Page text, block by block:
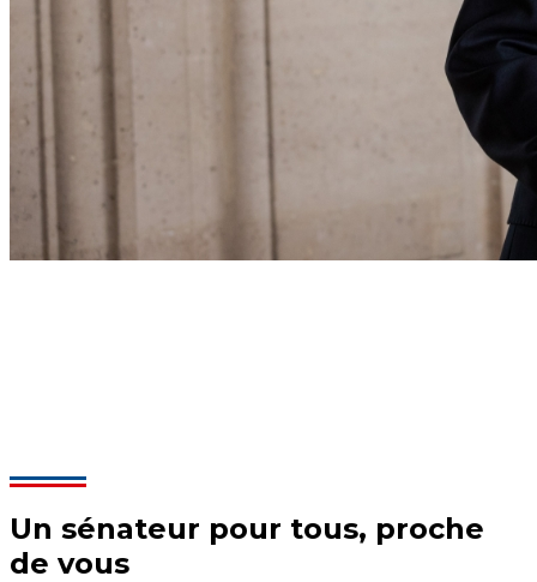
Un sénateur pour tous, proche
de vous